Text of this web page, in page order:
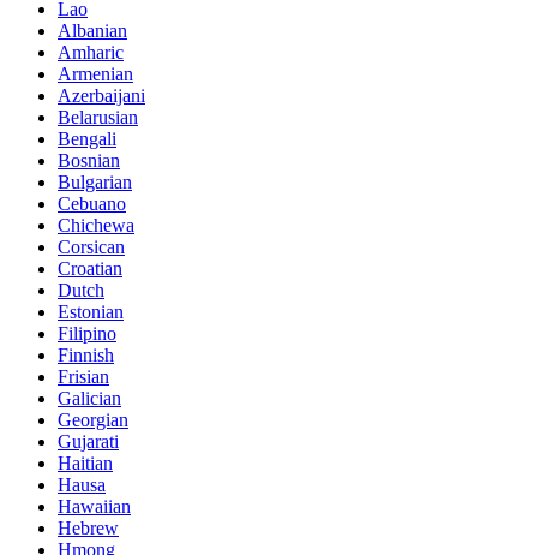
Lao
Albanian
Amharic
Armenian
Azerbaijani
Belarusian
Bengali
Bosnian
Bulgarian
Cebuano
Chichewa
Corsican
Croatian
Dutch
Estonian
Filipino
Finnish
Frisian
Galician
Georgian
Gujarati
Haitian
Hausa
Hawaiian
Hebrew
Hmong